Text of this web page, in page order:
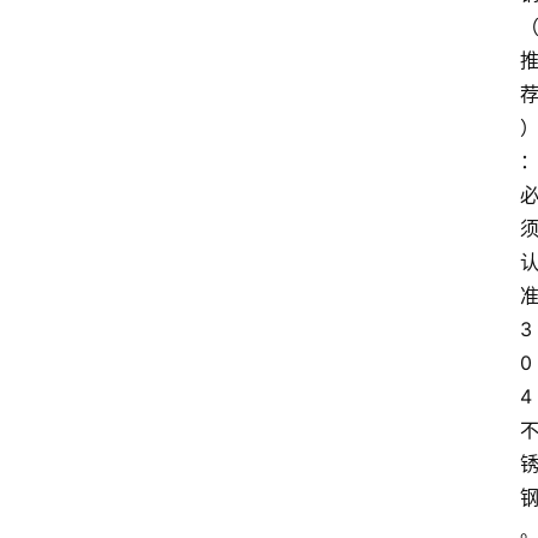
（
推
荐
）
：
必
须
认
准
3
0
4
不
锈
钢
。